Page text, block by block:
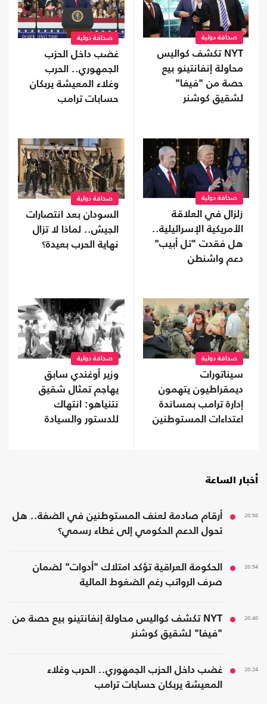
صحافة دولية
NYT تكشف كواليس
محاولة إنفانتينو بيع
حصة من "فيفا"
لشقيق كوشنر
صحافة دولية
غضب داخل الحزب
الجمهوري.. الحرب
وغلاء المعيشة يربكان
حسابات ترامب
صحافة دولية
زلزال في العلاقة
الأمريكية الإسرائيلية..
هل فقدت "تل أبيب"
دعم واشنطن
صحافة دولية
السودان بعد انتصارات
الجيش.. لماذا لا تزال
نهاية الحرب بعيدة؟
صحافة دولية
سيناتورات
ديمقراطيون يتهمون
إدارة ترامب بمساندة
اعتداءات المستوطنين
صحافة دولية
وزير أوغندي سابق
يهاجم تمثال شقيق
نتنياهو: انتهاك
للدستور والسيادة
أخبار الساعة
20:58
أرقام صادمة لعنف المستوطنين في الضفة.. هل
تحول الدعم الحكومي إلى غطاء رسمي؟
20:54
الحكومة العراقية تؤكد امتلاك "أدوات" لضمان
صرف الرواتب رغم الضغوط المالية
20:40
NYT تكشف كواليس محاولة إنفانتينو بيع حصة من
"فيفا" لشقيق كوشنر
20:24
غضب داخل الحزب الجمهوري.. الحرب وغلاء
المعيشة يربكان حسابات ترامب